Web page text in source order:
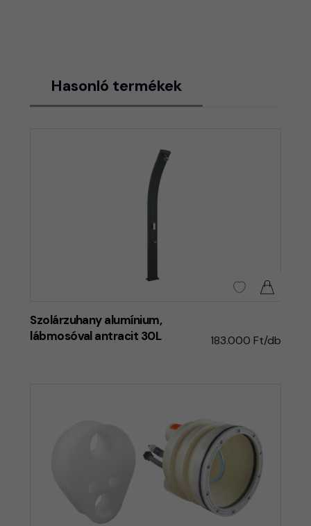
Hasonló termékek
Szolárzuhany alumínium,
lábmosóval antracit 30L
183.000 Ft/db